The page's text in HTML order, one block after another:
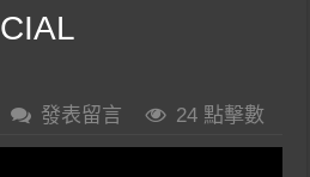
發表留言 24 點擊數